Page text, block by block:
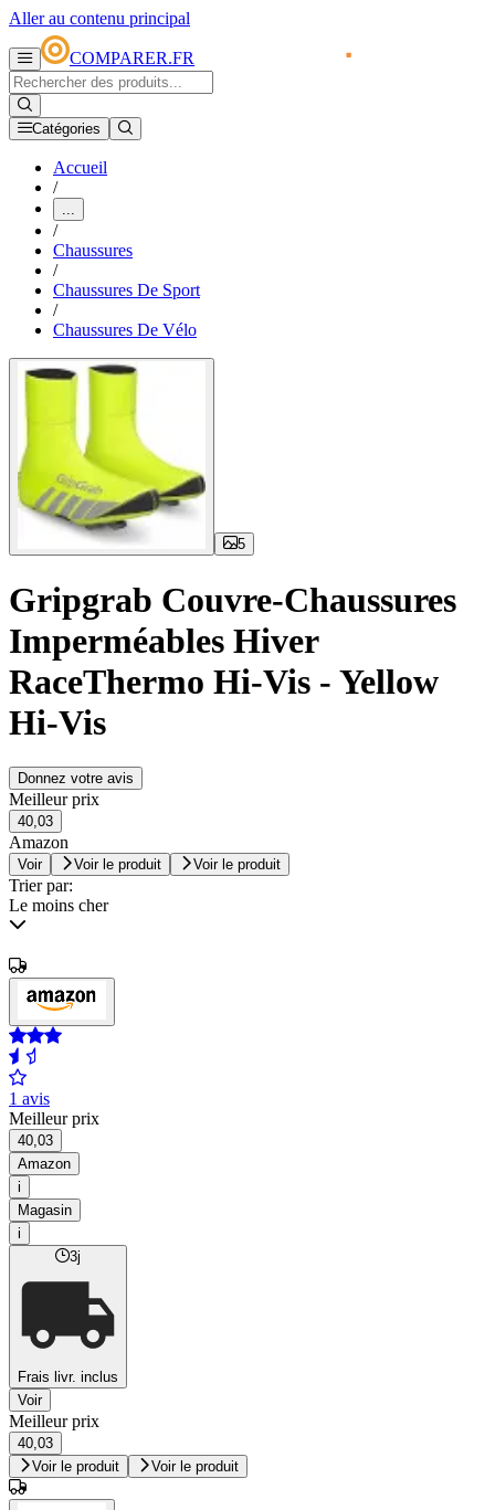
Aller au contenu principal
COMPARER.FR
Catégories
Accueil
/
...
/
Chaussures
/
Chaussures De Sport
/
Chaussures De Vélo
5
Gripgrab Couvre-Chaussures
Imperméables Hiver
RaceThermo Hi-Vis - Yellow
Hi-Vis
Donnez votre avis
Meilleur prix
40,03
Amazon
Voir Voir le produit Voir le produit
Trier par:
Le moins cher
1 avis
Meilleur prix
40,03
Amazon
i
Magasin
i
3j
Frais livr. inclus
Voir
Meilleur prix
40,03
Voir le produit
Voir le produit